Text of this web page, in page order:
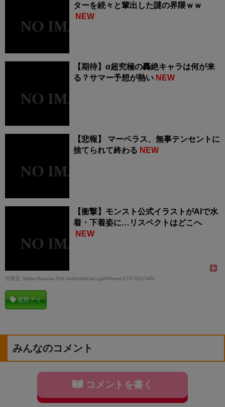
ターを続々と輩出した謎の界隈ｗｗ
NEW
【期待】α超究極の轟絶キャラは何が来
る？サマー予想が熱い NEW
【悲報】 マーベラス、無事テンセントに
捨てられて終わる NEW
【衝撃】モンスト公式イラストがAIで水
着・下着姿に…リスペクトはどこへ
NEW
引用元: https://kizuna.5ch.net/test/read.cgi/iPhone/1737021745/
星野アイ
みんなのコメント
コメントを書く